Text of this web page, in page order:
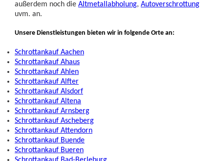
außerdem noch die Altmetallabholung, Autoverschrottung
uvm. an.
Unsere Dienstleistungen bieten wir in folgende Orte an:
Schrottankauf Aachen
Schrottankauf Ahaus
Schrottankauf Ahlen
Schrottankauf Alfter
Schrottankauf Alsdorf
Schrottankauf Altena
Schrottankauf Arnsberg
Schrottankauf Ascheberg
Schrottankauf Attendorn
Schrottankauf Buende
Schrottankauf Bueren